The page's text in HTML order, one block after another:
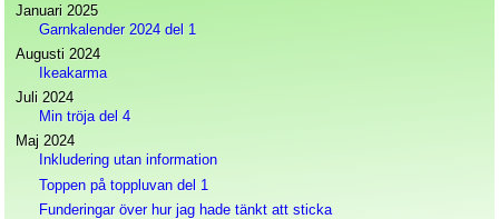
Januari 2025
Garnkalender 2024 del 1
Augusti 2024
Ikeakarma
Juli 2024
Min tröja del 4
Maj 2024
Inkludering utan information
Toppen på toppluvan del 1
Funderingar över hur jag hade tänkt att sticka